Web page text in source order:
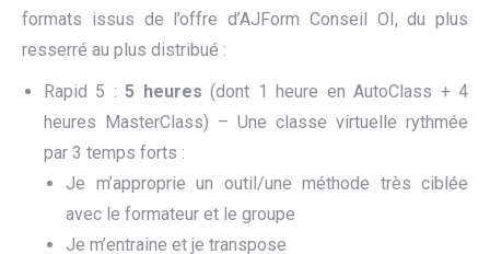
formats issus de l’offre d’AJForm Conseil OI, du plus
resserré au plus distribué :
Rapid 5 :5 heures (dont 1 heure en AutoClass + 4
heures MasterClass) – Une classe virtuelle rythmée
par 3 temps forts :
Je m’approprie un outil/une méthode très ciblée
avec le formateur et le groupe
Je m’entraine et je transpose